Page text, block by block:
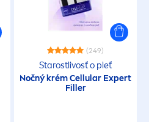
(249)
Starostlivosť o pleť
Nočný krémCellular Expert
Filler